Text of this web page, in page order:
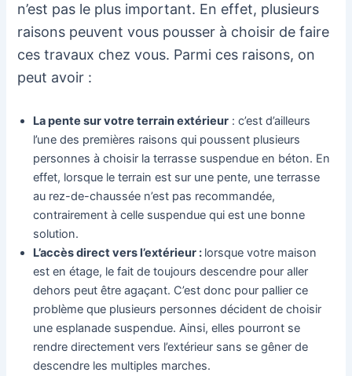
n’est pas le plus important. En effet, plusieurs
raisons peuvent vous pousser à choisir de faire
ces travaux chez vous. Parmi ces raisons, on
peut avoir :
La pente sur votre terrain extérieur : c’est d’ailleurs
l’une des premières raisons qui poussent plusieurs
personnes à choisir la terrasse suspendue en béton. En
effet, lorsque le terrain est sur une pente, une terrasse
au rez-de-chaussée n’est pas recommandée,
contrairement à celle suspendue qui est une bonne
solution.
L’accès direct vers l’extérieur : lorsque votre maison
est en étage, le fait de toujours descendre pour aller
dehors peut être agaçant. C’est donc pour pallier ce
problème que plusieurs personnes décident de choisir
une esplanade suspendue. Ainsi, elles pourront se
rendre directement vers l’extérieur sans se gêner de
descendre les multiples marches.